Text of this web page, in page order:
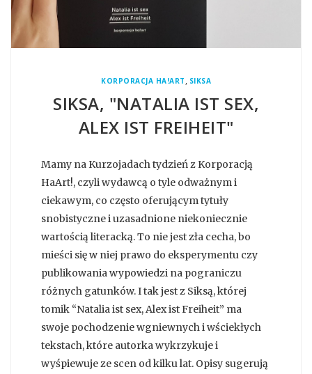
KORPORACJA HA!ART , SIKSA
SIKSA, "NATALIA IST SEX,
ALEX IST FREIHEIT"
Mamy na Kurzojadach tydzień z Korporacją
HaArt!, czyli wydawcą o tyle odważnym i
ciekawym, co często oferującym tytuły
snobistyczne i uzasadnione niekoniecznie
wartością literacką. To nie jest zła cecha, bo
mieści się w niej prawo do eksperymentu czy
publikowania wypowiedzi na pograniczu
różnych gatunków. I tak jest z Siksą, której
tomik “Natalia ist sex, Alex ist Freiheit” ma
swoje pochodzenie wgniewnych i wściekłych
tekstach, które autorka wykrzykuje i
wyśpiewuje ze scen od kilku lat. Opisy sugerują